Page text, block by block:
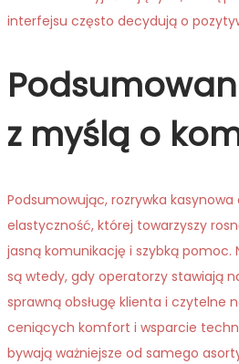
interfejsu często decydują o
z myślą o
Podsumowując, rozrywka
elastyczność, której towarzyszy
jasną komunikację i szybką pomoc.
są wtedy, gdy operatorzy stawiają
sprawną obsługę klienta i czytelne
ceniących komfort i wsparcie
bywają ważniejsze od samego